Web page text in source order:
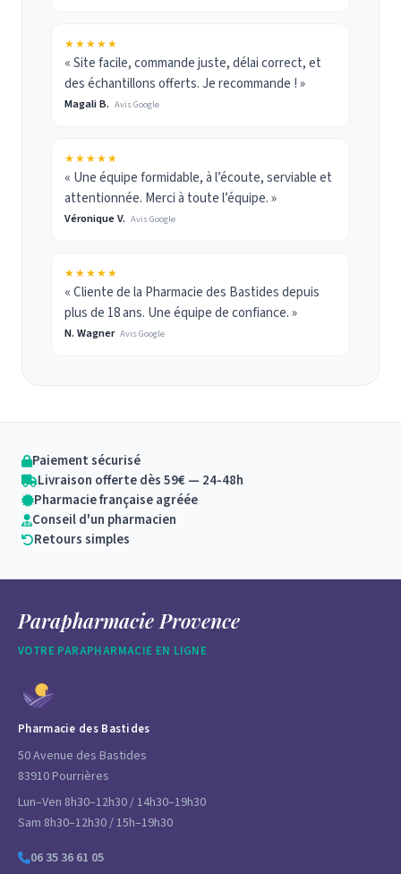
★★★★★
« Site facile, commande juste, délai correct, et
des échantillons offerts. Je recommande ! »
Magali B. Avis Google
★★★★★
« Une équipe formidable, à l’écoute, serviable et
attentionnée. Merci à toute l’équipe. »
Véronique V. Avis Google
★★★★★
« Cliente de la Pharmacie des Bastides depuis
plus de 18 ans. Une équipe de confiance. »
N. Wagner Avis Google
Paiement sécurisé
Livraison offerte dès 59€ — 24-48h
Pharmacie française agréée
Conseil d'un pharmacien
Retours simples
Parapharmacie Provence
VOTRE PARAPHARMACIE EN LIGNE
Pharmacie des Bastides
50 Avenue des Bastides
83910 Pourrières
Lun–Ven 8h30–12h30 / 14h30–19h30
Sam 8h30–12h30 / 15h–19h30
06 35 36 61 05